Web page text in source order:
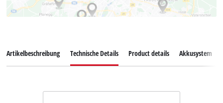
Artikelbeschreibung Technische Details Product details Akkusystem